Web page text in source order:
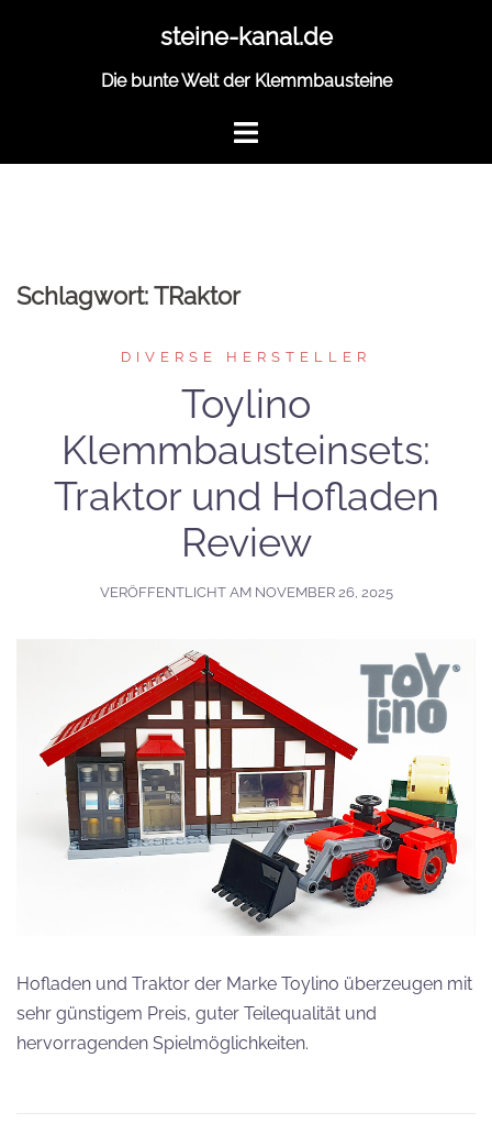
steine-kanal.de
Die bunte Welt der Klemmbausteine
Schlagwort:TRaktor
DIVERSE HERSTELLER
Toylino
Klemmbausteinsets:
Traktor und Hofladen
Review
VERÖFFENTLICHT AM NOVEMBER 26, 2025
Hofladen und Traktor der Marke Toylino überzeugen mit
sehr günstigem Preis, guter Teilequalität und
hervorragenden Spielmöglichkeiten.